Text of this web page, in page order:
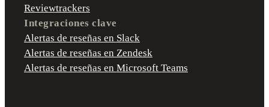
Reviewtrackers
Integraciones clave
Alertas de reseñas en Slack
Alertas de reseñas en Zendesk
Alertas de reseñas en Microsoft Teams